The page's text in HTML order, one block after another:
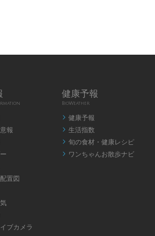
報
置図
ブカメラ
健康予報
BioWeather
 健康予報
 生活指数
 旬の食材・健康レシピ
 ワンちゃんお散歩ナビ